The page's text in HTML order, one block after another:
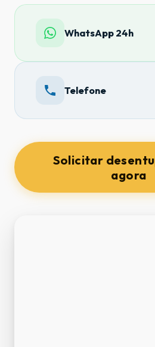
WhatsApp 24h
Telefone
Solicitar
agora